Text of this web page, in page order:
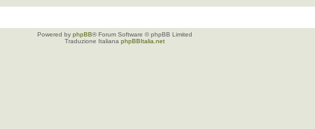
Powered by phpBB® Forum Software © phpBB Limited
Traduzione Italiana phpBBItalia.net